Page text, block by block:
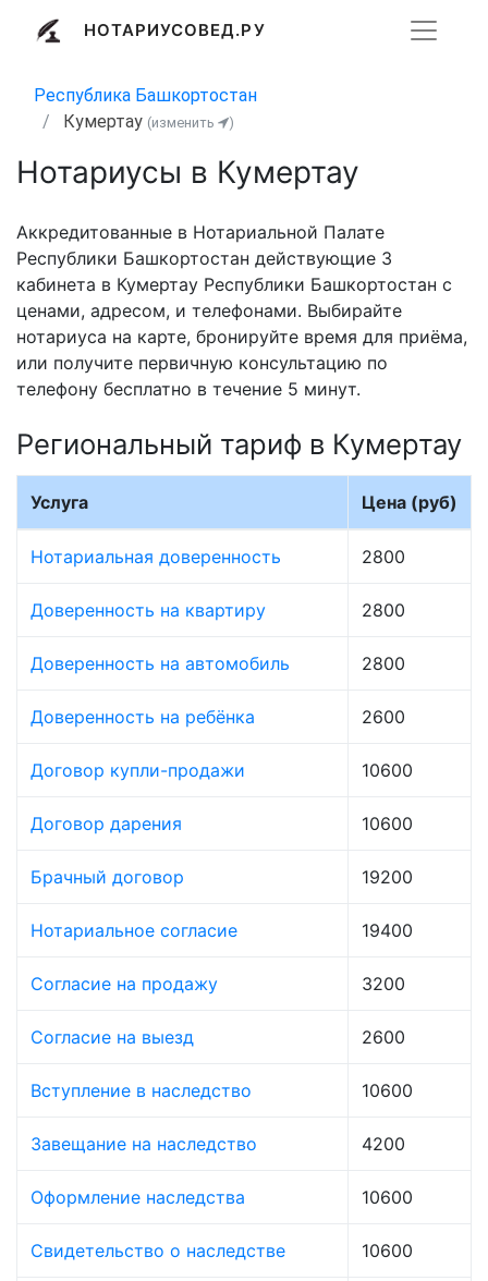
НОТАРИУСОВЕД.РУ
Республика Башкортостан
Кумертау (изменить )
Нотариусы в Кумертау
Аккредитованные в Нотариальной Палате
Республики Башкортостан действующие 3
кабинета в Кумертау Республики Башкортостан с
ценами, адресом, и телефонами. Выбирайте
нотариуса на карте, бронируйте время для приёма,
или получите первичную консультацию по
телефону бесплатно в течение 5 минут.
Региональный тариф в Кумертау
Услуга Цена (руб)
Нотариальная доверенность 2800
Доверенность на квартиру 2800
Доверенность на автомобиль 2800
Доверенность на ребёнка 2600
Договор купли-продажи 10600
Договор дарения 10600
Брачный договор 19200
Нотариальное согласие 19400
Согласие на продажу 3200
Согласие на выезд 2600
Вступление в наследство 10600
Завещание на наследство 4200
Оформление наследства 10600
Свидетельство о наследстве 10600